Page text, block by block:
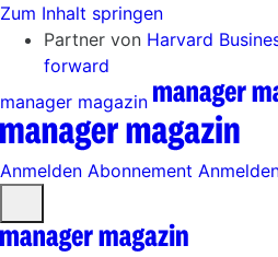
Zum Inhalt springen
Partner von Harvard
forward
manager magazin
Anmelden Abonnement
öffnen